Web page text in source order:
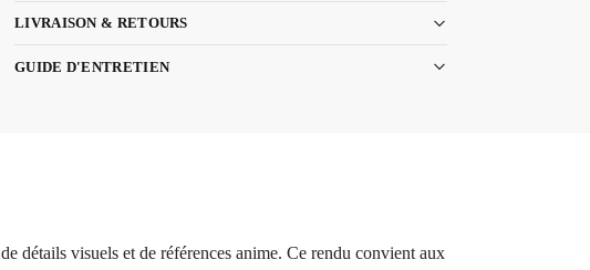
LIVRAISON & RETOURS
GUIDE D'ENTRETIEN
détails visuels et de références anime. Ce rendu convient aux